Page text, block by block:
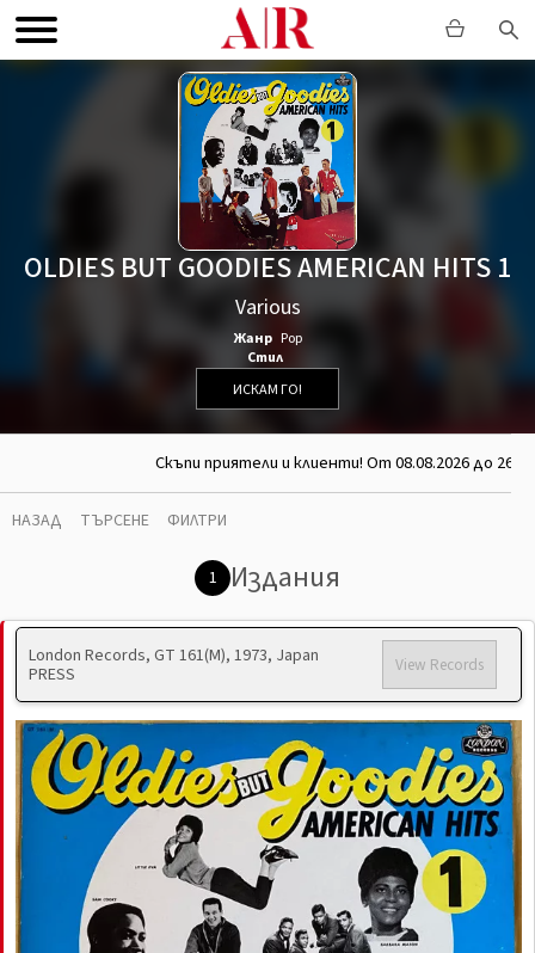
OLDIES BUT GOODIES AMERICAN HITS 1
Various
Жанр Pop
Стил
ИСКАМ ГО!
Скъпи приятели и клиенти! От 08.08.2026 до
НАЗАД ТЪРСЕНЕ ФИЛТРИ
1 Издания
London Records, GT 161(M), 1973, Japan
PRESS
View Records